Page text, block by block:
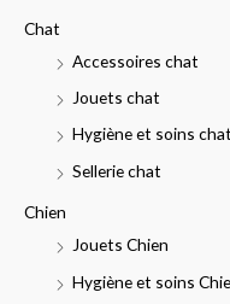
Chat
Accessoires chat
Jouets chat
Hygiène et soins chat
Sellerie chat
Chien
Jouets Chien
Hygiène et soins